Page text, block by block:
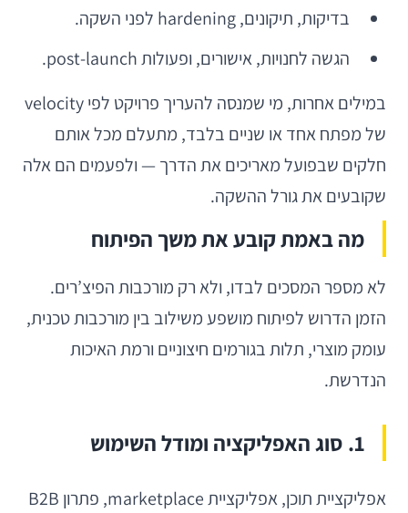
בדיקות, תיקונים, hardening לפני השקה.
הגשה לחנויות, אישורים, ופעולות post-launch.
במילים אחרות, מי שמנסה להעריך פרויקט לפי velocity
של מפתח אחד או שניים בלבד, מתעלם מכל אותם
חלקים שבפועל מאריכים את הדרך — ולפעמים הם אלה
שקובעים את גורל ההשקה.
מה באמת קובע את משך הפיתוח
לא מספר המסכים לבדו, ולא רק מורכבות הפיצ’רים.
הזמן הדרוש לפיתוח מושפע משילוב בין מורכבות טכנית,
עומק מוצרי, תלות בגורמים חיצוניים ורמת האיכות
הנדרשת.
1. סוג האפליקציה ומודל השימוש
אפליקציית תוכן, אפליקציית marketplace, פתרון B2B